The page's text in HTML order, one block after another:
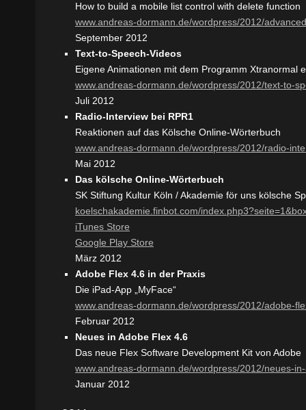
How to build a mobile list control with delete function
www.andreas-dormann.de/wordpress/2012/
September 2012
Text-to-Speech-Videos
Eigene Animationen mit dem Programm Xtranormal
www.andreas-dormann.de/wordpress/2012/text-to-
Juli 2012
Radio-Interview bei RPR1
Reaktionen auf das Kölsche Online-Wörterbuch
www.andreas-dormann.de/wordpress/2012/radio-
Mai 2012
Das kölsche Online-Wörterbuch
SK Stiftung Kultur Köln / Akademie för uns kölsche
koelschakademie.finbot.com/
iTunes Store
Google Play Store
März 2012
Adobe Flex 4.6 in der Praxis
Die iPad-App „MyFace“
www.andreas-dormann.de/wordpress/2012/adobe-
Februar 2012
Neues in Adobe Flex 4.6
Das neue Flex Software Development Kit von Adobe
www.andreas-dormann.de/wordpress/2012/neues-
Januar 2012